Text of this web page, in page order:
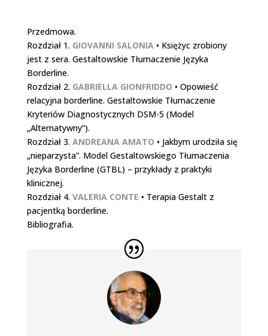
Przedmowa.
Rozdział 1. GIOVANNI SALONIA• Księżyc zrobiony
jest z sera. Gestaltowskie Tłumaczenie Języka
Borderline.
Rozdział 2. GABRIELLA GIONFRIDDO • Opowieść
relacyjna borderline. Gestaltowskie Tłumaczenie
Kryteriów Diagnostycznych DSM-5 (Model
„Alternatywny”).
Rozdział 3. ANDREANA AMATO • Jakbym urodziła się
„nieparzysta”. Model Gestaltowskiego Tłumaczenia
Języka Borderline (GTBL) – przykłady z praktyki
klinicznej.
Rozdział 4. VALERIA CONTE • Terapia Gestalt z
pacjentką borderline.
Bibliografia.